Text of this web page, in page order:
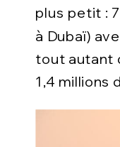
plus petit :
à Dubaï)
tout autant
1,4 millions